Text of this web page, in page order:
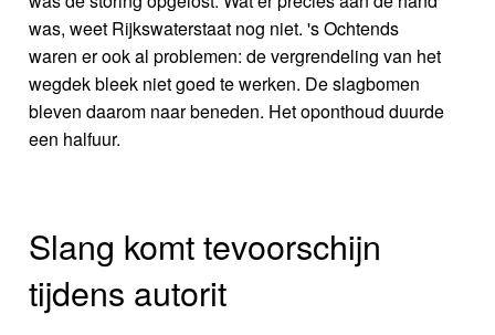
was, weet Rijkswaterstaat nog niet. 's Ochtends
waren er ook al problemen: de vergrendeling van het
wegdek bleek niet goed te werken. De slagbomen
bleven daarom naar beneden. Het oponthoud duurde
een halfuur.
Slang komt tevoorschijn
tijdens autorit